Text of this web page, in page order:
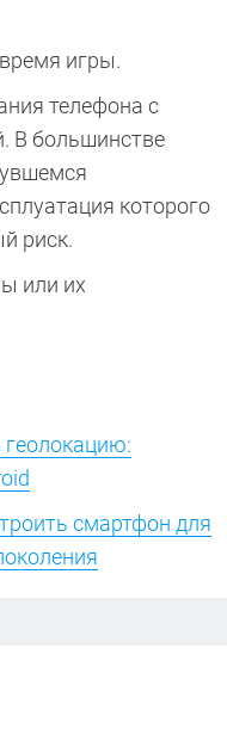
игры.
телефона с
В большинстве
которого
риск.
или их
геолокацию:
смартфон для